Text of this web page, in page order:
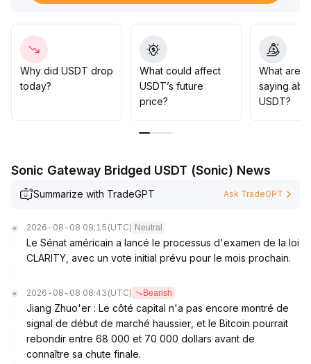
position de leader grâce à une forte rentabilité
Cependant, la liquidité a fortement diminué en 60 jours
(une baisse d’environ 4 milliards de dollars), combinée
avec la stagnation du BTC et des rachats d’ETF, une
contraction des liquidités se fait sentir : un risque de
Le prix de rupture de l’USDT est à surveiller dans la
Les grandes transactions institutionnelles on-chain
renforcent l’activité du marché mais accroissent la
À moyen/long terme, la clarification et la maîtrise des
coûts des réglementations mondiales seraient
favorables à la conformité de l’USDT ainsi qu’à la
liquidité dans l’allocation du capital, de rester agile sur
les positions et de suivre de près l’évolution
macroéconomique et réglementaire.
Why did USDT drop
today?
What could affect
USDT’s future
price?
What are
saying
USDT?
Sonic Gateway Bridged USDT (Sonic) News
Summarize with TradeGPT Ask TradeGPT
2026-08-08 09:15 (UTC) Neutral
Le Sénat américain a lancé le processus d'examen de la loi
CLARITY, avec un vote initial prévu pour le mois prochain.
2026-08-08 08:43 (UTC) Bearish
Jiang Zhuo'er : Le côté capital n'a pas encore montré de
signal de début de marché haussier, et le Bitcoin pourrait
rebondir entre 68 000 et 70 000 dollars avant de
connaître sa chute finale.